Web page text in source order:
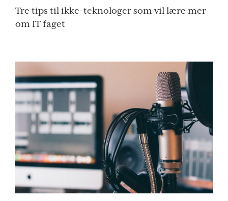
Tre tips til ikke-teknologer som vil lære mer
om IT faget